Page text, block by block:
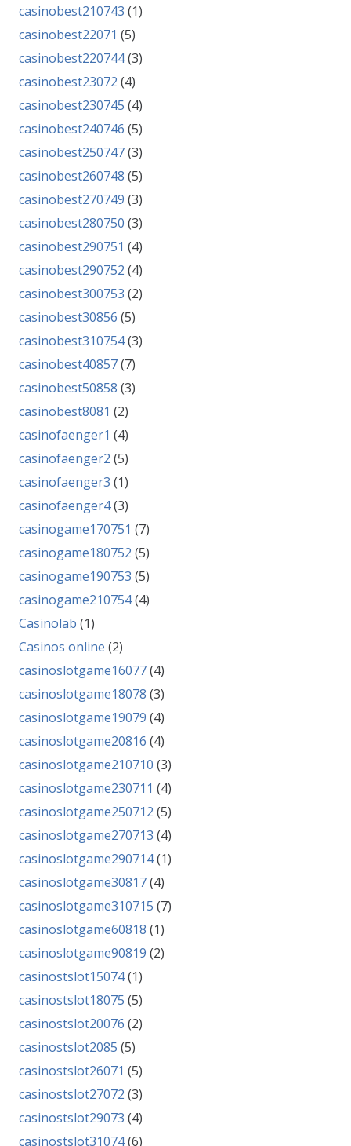
casinobest210743 (1)
casinobest22071 (5)
casinobest220744(3)
casinobest23072 (4)
casinobest230745 (4)
casinobest240746 (5)
casinobest250747(3)
casinobest260748 (5)
casinobest270749 (3)
casinobest280750 (3)
casinobest290751 (4)
casinobest290752 (4)
casinobest300753 (2)
casinobest30856 (5)
casinobest310754(3)
casinobest40857(7)
casinobest50858 (3)
casinobest8081 (2)
casinofaenger1 (4)
casinofaenger2 (5)
casinofaenger3 (1)
casinofaenger4(3)
casinogame170751 (7)
casinogame180752 (5)
casinogame190753 (5)
casinogame210754(4)
Casinolab (1)
Casinos online (2)
casinoslotgame16077(4)
casinoslotgame18078 (3)
casinoslotgame19079 (4)
casinoslotgame20816 (4)
casinoslotgame210710 (3)
casinoslotgame230711 (4)
casinoslotgame250712 (5)
casinoslotgame270713 (4)
casinoslotgame290714(1)
casinoslotgame30817(4)
casinoslotgame310715 (7)
casinoslotgame60818 (1)
casinoslotgame90819 (2)
casinostslot15074(1)
casinostslot18075 (5)
casinostslot20076 (2)
casinostslot2085 (5)
casinostslot26071 (5)
casinostslot27072 (3)
casinostslot29073 (4)
casinostslot31074(6)